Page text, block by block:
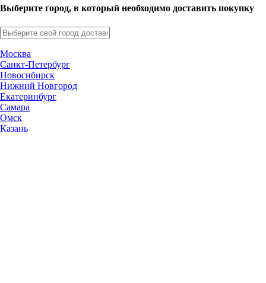
Выберите город, в который необходимо доставить покупку
Москва
Санкт-Петербург
Новосибирск
Нижний Новгород
Екатеринбург
Самара
Омск
Казань